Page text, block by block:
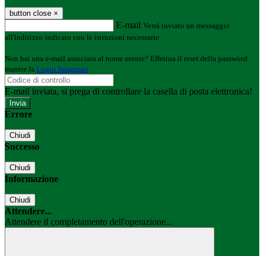
button close ×
E-mail Verrà inviato un messaggio
all'indirizzo indicato con le istruzioni necessarie.
Non hai una e-mail associata al nome utente? Effettua il reset della password
tramite la Login Spaggiari
E-mail inviata, si prega di controllare la casella di posta elettronica!
Errore
Chiudi
Successo
Chiudi
Informazione
Chiudi
Attendere...
Attendere il completamento dell'operazione...